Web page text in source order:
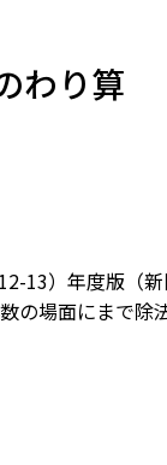
わり算
13）年度版（
の場面にまで除